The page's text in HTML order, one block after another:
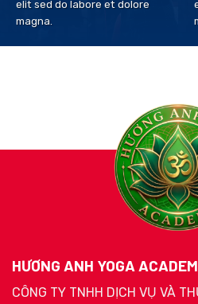
elit sed do labore et dolore
magna.
HƯƠNG ANH YOGA
CÔNG TY TNHH DỊCH VỤ VÀ